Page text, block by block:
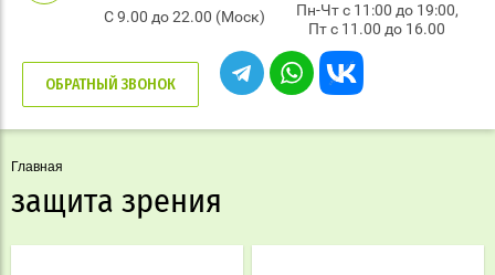
С 9.00 до 22.00 (Моск)
Пн-Чт с 11:00 до 19:00,
Пт с 11.00 до 16.00
ОБРАТНЫЙ ЗВОНОК
Главная
защита зрения